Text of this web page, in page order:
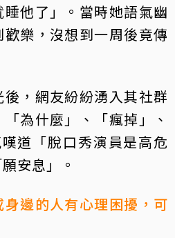
他了」。當時她語氣幽
樂，沒想到一周後竟傳
，網友紛紛湧入其社群
為什麼」、「瘋掉」、
嘆道「脫口秀演員是高危
安息」。
邊的人有心理困擾，可